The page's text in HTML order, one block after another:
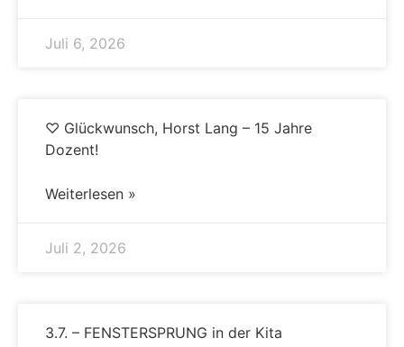
Juli 6, 2026
♡ Glückwunsch, Horst Lang – 15 Jahre
Dozent!
Weiterlesen »
Juli 2, 2026
3.7. – FENSTERSPRUNG in der Kita